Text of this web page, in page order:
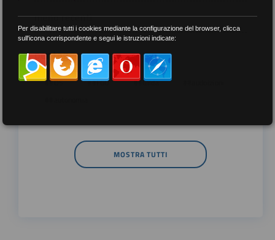
meno recenti
per tag
##DS ##FGU ##Gilda
MOSTRA TUTTI
Per disabilitare tutti i cookies mediante la configurazione del browser, clicca
sull'icona corrispondente e segui le istruzioni indicate: